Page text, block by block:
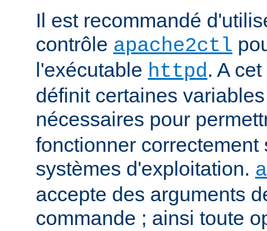
Il est recommandé
contrôle apache2ctl
l'exécutable httpd. A
définit certaines
nécessaires pour
fonctionner correctement
systèmes d'exploitation.
accepte des arguments
commande ; ainsi toute